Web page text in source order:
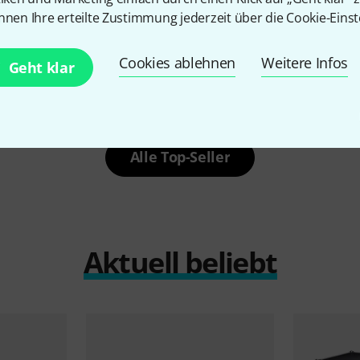
Ihre erteilte Zustimmung jederzeit über die Cookie-
Geht klar Cookies ablehnen Weitere Infos
3000 Stück verkauft
Case Stacking 3 987x353x372mm
139 €
Flyht Pro
99 €
Alle Top-Seller
Aktuell beliebt